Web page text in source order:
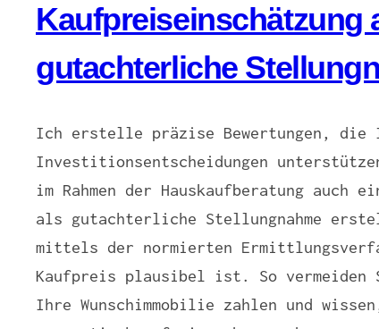
Kaufpreiseinschätzung
gutachterliche
Ich erstelle präzise Bewertungen, die
Investitionsentscheidungen
im Rahmen der Hauskaufberatung auch
als gutachterliche Stellungnahme
mittels der normierten
Kaufpreis plausibel ist. So
Ihre Wunschimmobilie zahlen und wissen,